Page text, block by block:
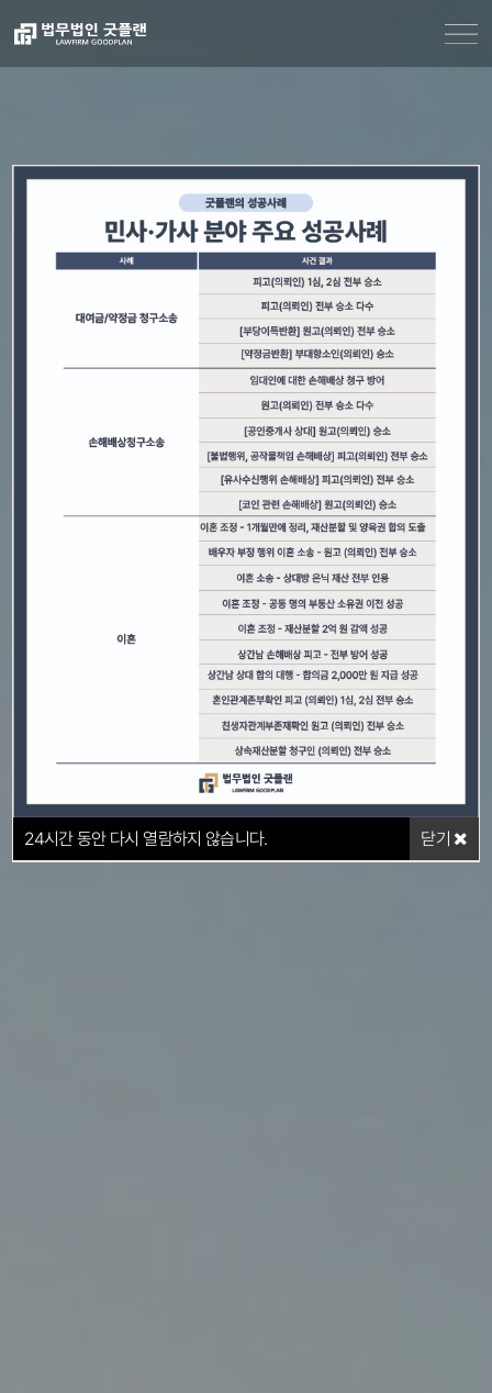
24시간 동안 다시 열람하지 않습니다. 닫기
24시간 동안 다시 열람하지 않습니다. 닫기